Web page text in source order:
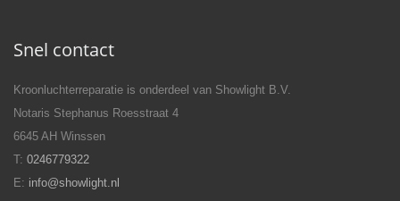
Snel contact
Kroonluchterreparatie is onderdeel van Showlight B.V.
Notaris Stephanus Roesstraat 4
6645 AH Winssen
T:0246779322
E: info@showlight.nl